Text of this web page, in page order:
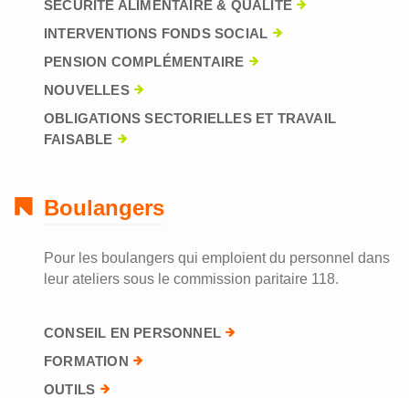
SÉCURITÉ ALIMENTAIRE & QUALITÉ
INTERVENTIONS FONDS SOCIAL
PENSION COMPLÉMENTAIRE
NOUVELLES
OBLIGATIONS SECTORIELLES ET TRAVAIL
FAISABLE
Boulangers
Pour les boulangers qui emploient du personnel dans
leur ateliers sous le commission paritaire 118.
CONSEIL EN PERSONNEL
FORMATION
OUTILS